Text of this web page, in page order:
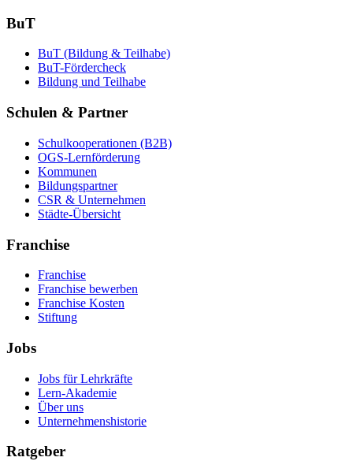
BuT
BuT (Bildung & Teilhabe)
BuT-Fördercheck
Bildung und Teilhabe
Schulen & Partner
Schulkooperationen (B2B)
OGS-Lernförderung
Kommunen
Bildungspartner
CSR & Unternehmen
Städte-Übersicht
Franchise
Franchise
Franchise bewerben
Franchise Kosten
Stiftung
Jobs
Jobs für Lehrkräfte
Lern-Akademie
Über uns
Unternehmenshistorie
Ratgeber